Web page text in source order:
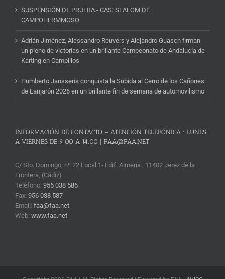
SUSPENSIÓN DE PRUEBA.- CAS: SLALOM DE
CAMPOHERMMOSO
Adrián Jiménez, Alessandro Reuvers y Alejandro Guasch firman
un pleno de victorias en un brillante Campeonato de Andalucía de
Karting en Campillos
Humberto Janssens conquista la Subida al Cerro de los Cañones
de Lanjarón 2026 en un brillante fin de semana de automovilismo
INFORMACIÓN DE CONTACTO – ATENCIÓN TELEFÓNICA : LUNES
A VIERNES DE 9:00 A 14:00 | FAA@FAA.NET
C/ Sto. Domingo, nº 22 Local 1- Edif. Almería , 11402 Jerez de la
Frontera, (Cádiz)
Teléfono: 956 038 586
Fax: 956 038 587
Email: faa@faa.net
Web: www.faa.net